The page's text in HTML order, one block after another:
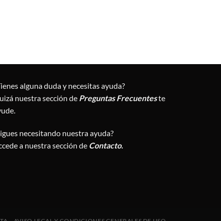
alguna duda y necesitas ayuda?
nuestra sección de Preguntas Frecuenteste
necesitando nuestra ayuda?
a nuestra sección de Contacto.